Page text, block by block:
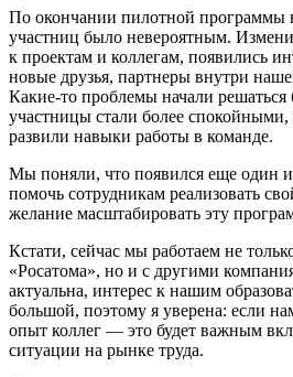
По окончании пилотной программы
участниц было невероятным.
к проектам и коллегам, появились
новые друзья, партнеры внутри
К­акие-то проблемы начали решаться
участницы стали более
развили навыки работы в команде.
Мы поняли, что появился еще один
помочь сотрудникам реализовать
желание масштабировать эту
Кстати, сейчас мы работаем не
«Росатома», но и с другими
актуальна, интерес к нашим
большой, поэтому я уверена: если
опыт коллег — ​это будет важным
ситуации на рынке труда.